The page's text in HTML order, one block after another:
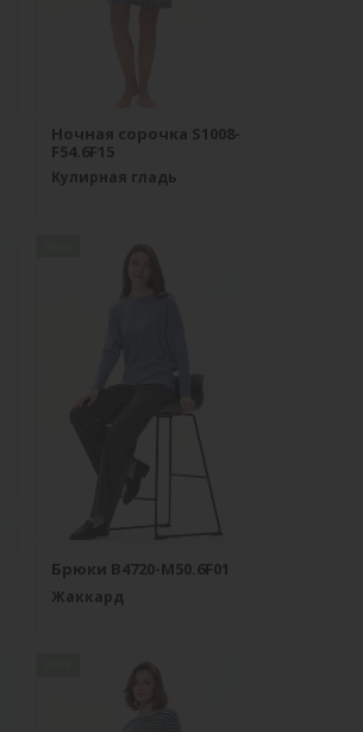
Ночная сорочка S1008-
F54.6F15
Кулирная гладь
Брюки B4720-M50.6F01
Жаккард